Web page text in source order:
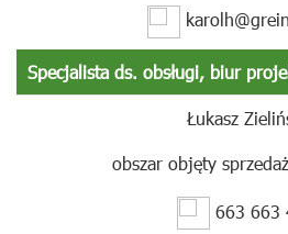
Specjalista ds. obsługi, biur
Łukasz
obszar objęty
663 663